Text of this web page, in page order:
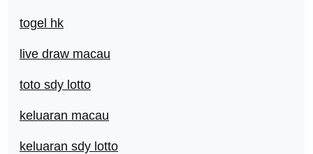
togel hk
live draw macau
toto sdy lotto
keluaran macau
keluaran sdy lotto